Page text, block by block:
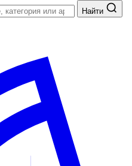
Найти